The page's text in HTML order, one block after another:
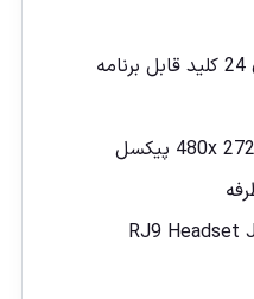
دارای 5 Soft Key و دارای 24 کلید قابل برنامه